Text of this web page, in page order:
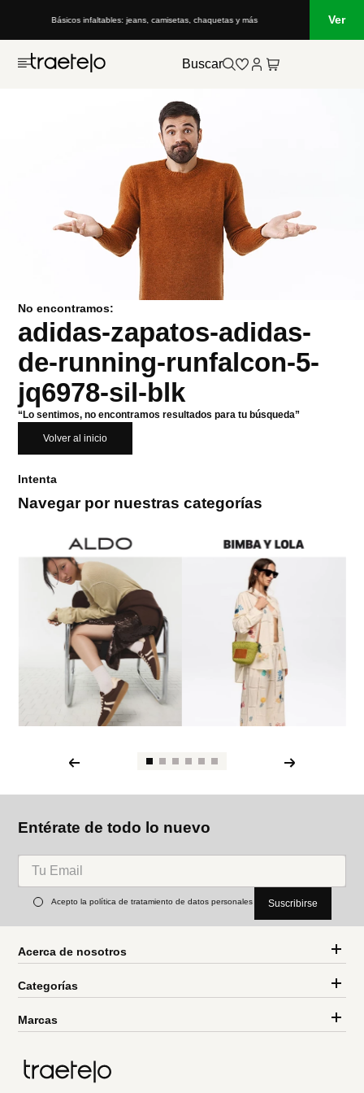
Básicos infaltables: jeans, camisetas, chaquetas y más Ver
Buscar
No encontramos:
adidas-zapatos-adidas-
de-running-runfalcon-5-
jq6978-sil-blk
“Lo sentimos, no encontramos resultados para tu búsqueda”
Volver al inicio
Intenta
Navegar por nuestras categorías
Entérate de todo lo nuevo
Acepto la política de tratamiento de datos personales Suscribirse
Acerca de nosotros
Categorías
Marcas